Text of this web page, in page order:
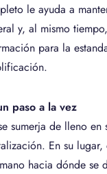
le ayuda a
y, al mismo
para la
paso a la vez
sumerja de lleno en
En su
hacia dónde se